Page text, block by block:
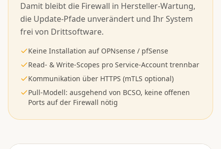
Damit bleibt die Firewall in Hersteller-Wartung,
die Update-Pfade unverändert und Ihr System
frei von Drittsoftware.
Keine Installation auf OPNsense / pfSense
Read- & Write-Scopes pro Service-Account trennbar
Kommunikation über HTTPS (mTLS optional)
Pull-Modell: ausgehend von BCSO, keine offenen
Ports auf der Firewall nötig